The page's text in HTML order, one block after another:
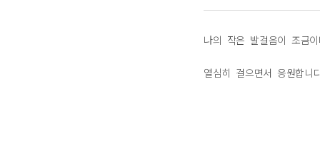
나의 작은 발걸음이 조금
열심히 걸으면서 응원합니